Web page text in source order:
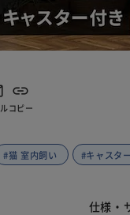
コピー
#猫 室内飼い #キャスタ
仕様・